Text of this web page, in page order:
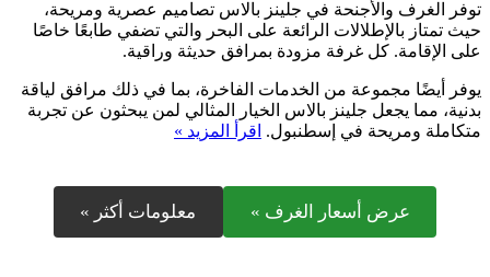
توفر الغرف والأجنحة في جلينز بالاس تصاميم عصرية ومريحة،
حيث تمتاز بالإطلالات الرائعة على البحر والتي تضفي طابعًا خاصًا
على الإقامة. كل غرفة مزودة بمرافق حديثة وراقية.
يوفر أيضًا مجموعة من الخدمات الفاخرة، بما في ذلك مرافق لياقة
بدنية، مما يجعل جلينز بالاس الخيار المثالي لمن يبحثون عن تجربة
متكاملة ومريحة في إسطنبول. اقرأ المزيد »
عرض أسعار الغرف » معلومات أكثر »